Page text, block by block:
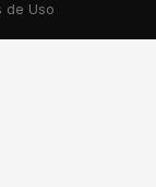
de Uso